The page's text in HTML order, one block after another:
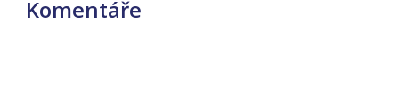
Komentáře